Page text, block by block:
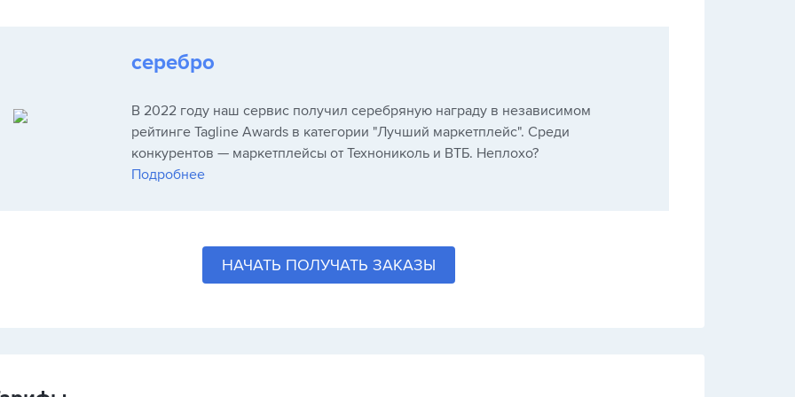
серебро
В 2022 году наш сервис получил серебряную награду в независимом
рейтинге Tagline Awards в категории "Лучший маркетплейс". Среди
конкурентов — маркетплейсы от Технониколь и ВТБ. Неплохо?
Подробнее
НАЧАТЬ ПОЛУЧАТЬ ЗАКАЗЫ